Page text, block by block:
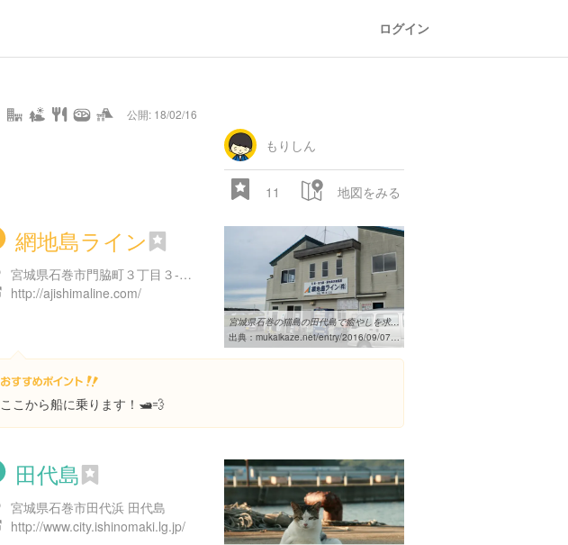
ログイン
公開: 18/02/16
28.522 px
もりしん
11 地図をみる
網地島ライン
宮城県石巻市門脇町３丁目３-１-１９
http://ajishimaline.com/
宮城県石巻の猫島の田代島で癒やしを求める。田代島への行き方や猫が ...
出典： mukaikaze.net/entry/2016/09/07/221340
ここから船に乗ります！🛥💨
田代島
宮城県石巻市田代浜 田代島
http://www.city.ishinomaki.lg.jp/